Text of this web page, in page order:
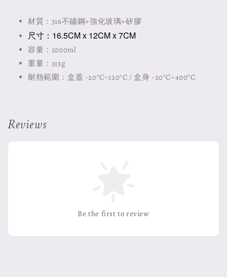
材質：316不鏽鋼+強化玻璃+矽膠
尺寸：16.5CM x 12CM x 7CM
容量：1000ml
重量：315g
耐熱範圍：盒蓋 -20°C~120°C / 盒身 -20°C~400°C
Reviews
Be the first to review